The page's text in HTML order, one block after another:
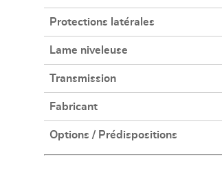
Protections latérales
Lame niveleuse
Transmission
Fabricant
Options / Prédispositions